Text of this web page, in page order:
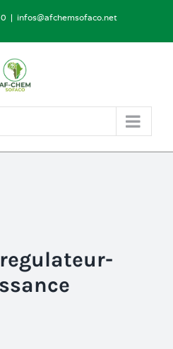
| infos@afchemsofaco.net